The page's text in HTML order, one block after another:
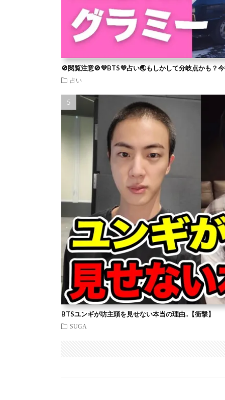
🚫閲覧注意🚫💜BTS💜占い🌏もしかして分岐点かも？
占い
BTSユンギが坊主頭を見せない本当の理由..【衝撃】
SUGA